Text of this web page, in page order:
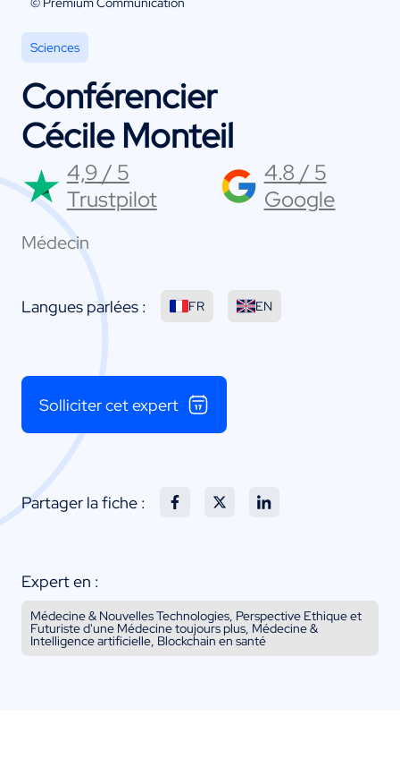
Sciences
Conférencier
Cécile Monteil
4,9 / 5
Trustpilot
4.8 / 5
Google
Médecin
Langues parlées : FR EN
Solliciter cet expert
Partager la fiche :
Expert en :
Médecine & Nouvelles Technologies, Perspective Ethique et
Futuriste d'une Médecine toujours plus, Médecine &
Intelligence artificielle, Blockchain en santé